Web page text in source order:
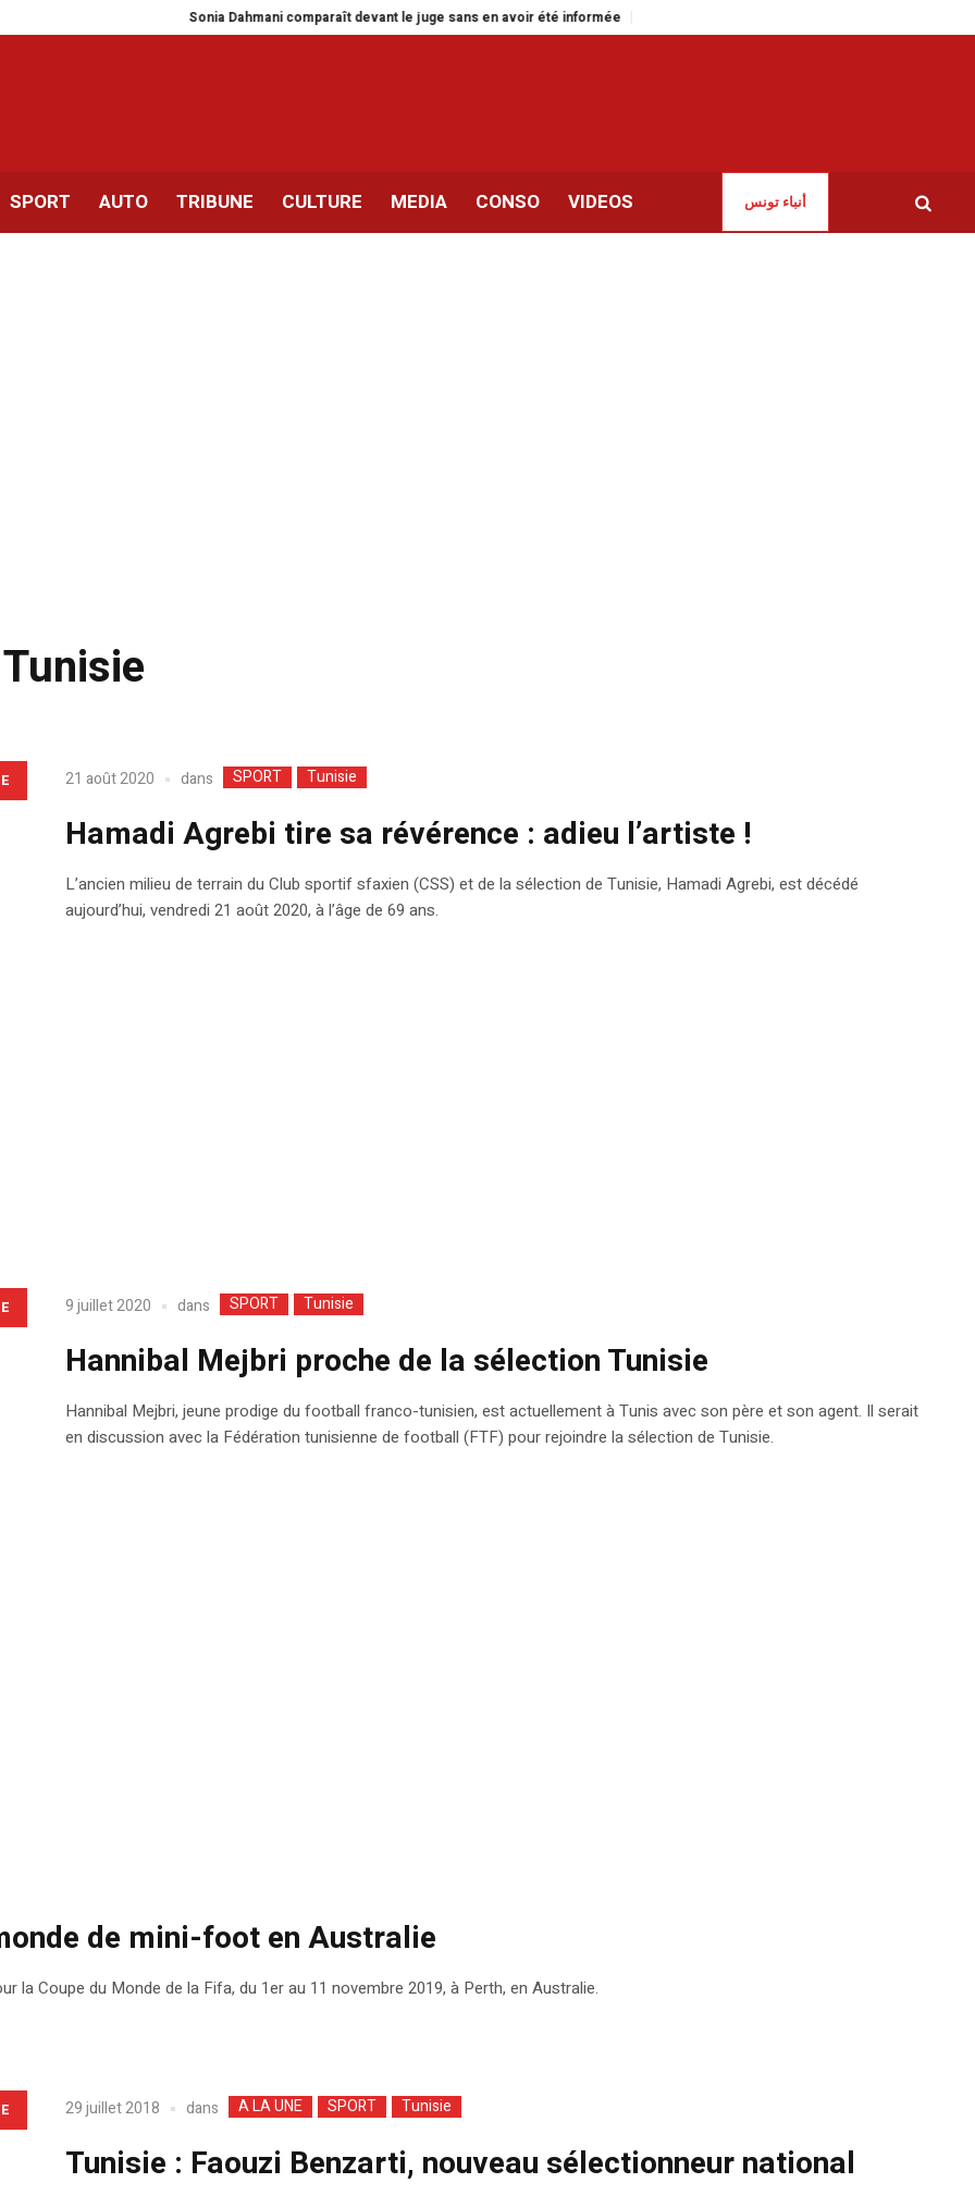
Sonia Dahmani comparaît devant le juge sans en avoir été informée Green Forward pour accélérer la transition verte en Tunisie
SPORT AUTO TRIBUNE CULTURE MEDIA CONSO VIDEOS أنباء تونس
21 août 2020 dans SPORT Tunisie
Hamadi Agrebi tire sa révérence : adieu l’artiste !
L’ancien milieu de terrain du Club sportif sfaxien (CSS) et de la sélection de Tunisie, Hamadi Agrebi, est décédé
aujourd’hui, vendredi 21 août 2020, à l’âge de 69 ans.
9 juillet 2020 dans SPORT Tunisie
Hannibal Mejbri proche de la sélection Tunisie
Hannibal Mejbri, jeune prodige du football franco-tunisien, est actuellement à Tunis avec son père et son agent. Il serait
en discussion avec la Fédération tunisienne de football (FTF) pour rejoindre la sélection de Tunisie.
de mini-foot en Australie
la Coupe du Monde de la Fifa, du 1er au 11 novembre 2019, à Perth, en Australie.
29 juillet 2018 dans A LA UNE SPORT Tunisie
Tunisie : Faouzi Benzarti, nouveau sélectionneur national